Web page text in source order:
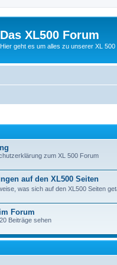
Das XL500 Forum
Hier geht es um alles zu unserer XL
zum XL 500 Forum
auf den XL500 Seiten
was sich auf den XL500 Seiten
Forum
Beiträge sehen